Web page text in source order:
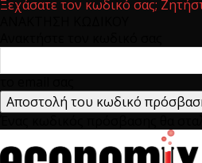
Ξεχάσατε τον κωδικό σας;